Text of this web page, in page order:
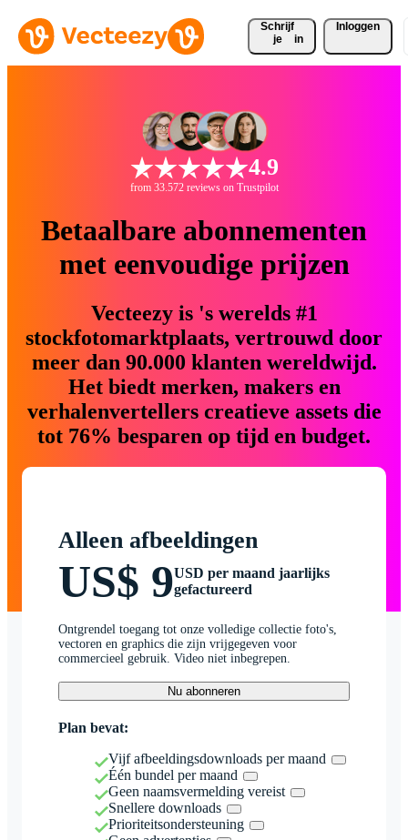
Schrijf
je
in
Inloggen
4.9
from 33.572 reviews on Trustpilot
Betaalbare abonnementen
met eenvoudige prijzen
Vecteezy is 's werelds #1
stockfotomarktplaats, vertrouwd door
meer dan 90.000 klanten wereldwijd.
Het biedt merken, makers en
verhalenvertellers creatieve assets die
tot 76% besparen op tijd en budget.
Alleen afbeeldingen
US$ 9USD per maand jaarlijks
gefactureerd
Ontgrendel toegang tot onze volledige collectie foto's,
vectoren en graphics die zijn vrijgegeven voor
commercieel gebruik. Video niet inbegrepen.
Nu abonneren
Plan bevat:
Vijf afbeeldingsdownloads per maand
Één bundel per maand
Geen naamsvermelding vereist
Snellere downloads
Prioriteitsondersteuning